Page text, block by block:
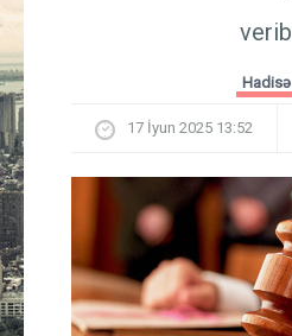
verib
Hadisə
17 İyun 2025 13:52